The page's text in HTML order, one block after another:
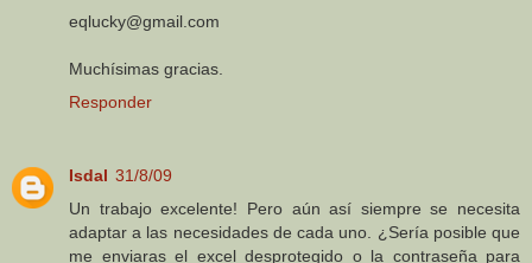
eqlucky@gmail.com
Muchísimas gracias.
Responder
Isdal 31/8/09
Un trabajo excelente! Pero aún así siempre se necesita
adaptar a las necesidades de cada uno. ¿Sería posible que
me enviaras el excel desprotegido o la contraseña para